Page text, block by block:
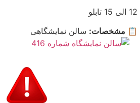
12 الی 15 تابلو
📋 مشخصات: سالن نمایشگاهی